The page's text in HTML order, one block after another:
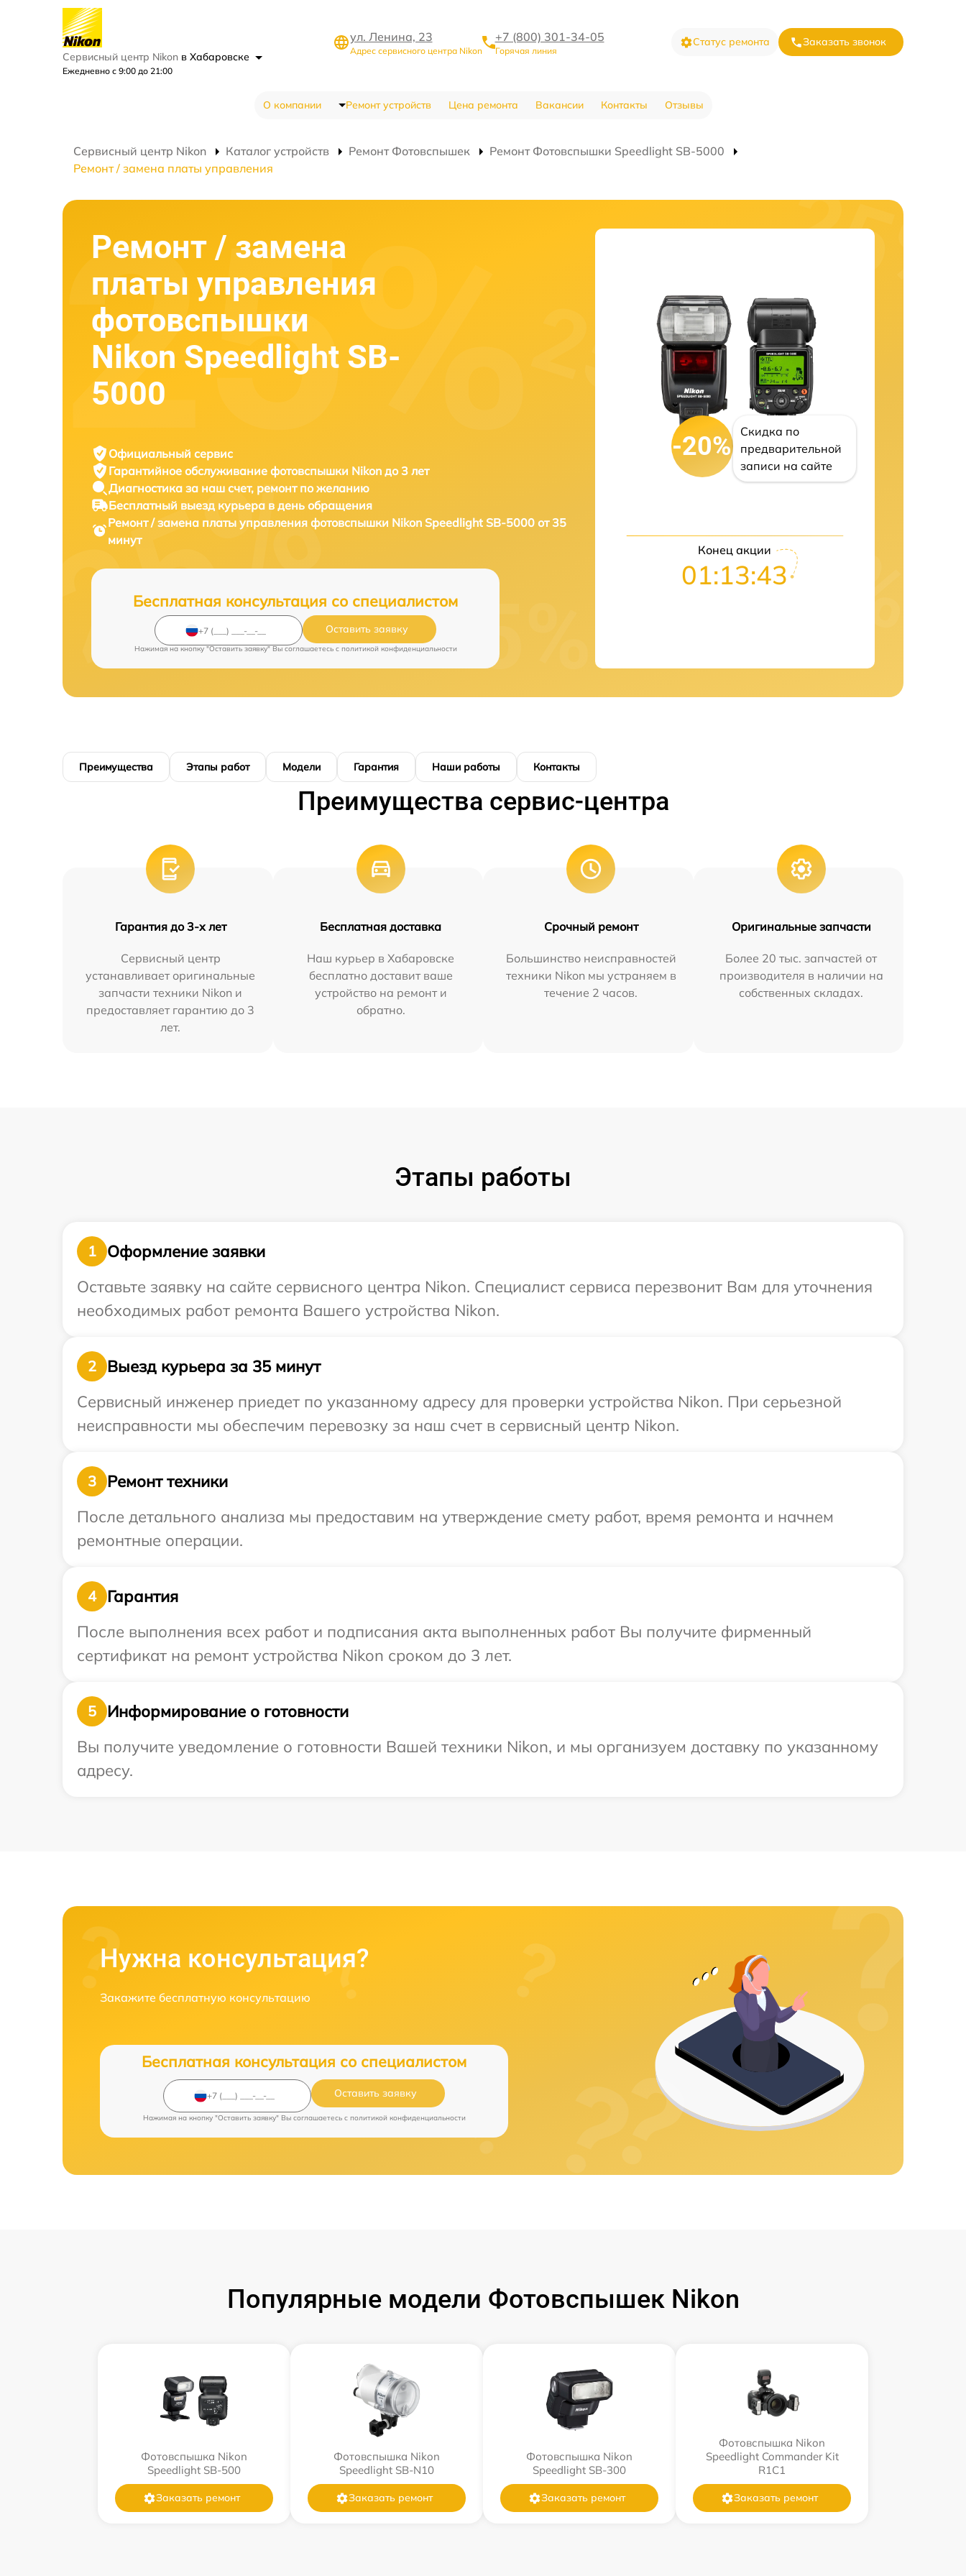
Сервисный центр Nikon в Хабаровске
Ежедневно с 9:00 до 21:00
ул. Ленина, 23
Адрес сервисного центра Nikon
+7 (800) 301-34-05
Горячая линия
Статус ремонта Заказать звонок
О компании Ремонт устройств Цена ремонта Вакансии Контакты Отзывы
Сервисный центр Nikon Каталог устройств Ремонт Фотовспышек
Ремонт Фотовспышки Speedlight SB-5000
Ремонт / замена платы управления
Ремонт / замена
платы управления
фотовспышки
Nikon Speedlight SB-
5000
Официальный сервис
Гарантийное обслуживание фотовспышки Nikon до 3 лет
Диагностика за наш счет, ремонт по желанию
Бесплатный выезд курьера в день обращения
Ремонт / замена платы управления фотовспышки Nikon Speedlight SB-5000 от 35
минут
Бесплатная консультация со специалистом
Оставить заявку
Нажимая на кнопку "Оставить заявку" Вы соглашаетесь c политикой конфиденциальности
-20%
Скидка по
предварительной
записи на сайте
Конец акции
01:13:42
Преимущества Этапы работ Модели Гарантия Наши работы Контакты
Преимущества сервис-центра
Гарантия до 3-х лет
Сервисный центр
устанавливает оригинальные
запчасти техники Nikon и
предоставляет гарантию до 3
лет.
Бесплатная доставка
Наш курьер в Хабаровске
бесплатно доставит ваше
устройство на ремонт и
обратно.
Срочный ремонт
Большинство неисправностей
техники Nikon мы устраняем в
течение 2 часов.
Оригинальные запчасти
Более 20 тыс. запчастей от
производителя в наличии на
собственных складах.
Этапы работы
1
Оформление заявки
Оставьте заявку на сайте сервисного центра Nikon. Специалист сервиса перезвонит Вам для уточнения
необходимых работ ремонта Вашего устройства Nikon.
2
Выезд курьера за 35 минут
Сервисный инженер приедет по указанному адресу для проверки устройства Nikon. При серьезной
неисправности мы обеспечим перевозку за наш счет в сервисный центр Nikon.
3
Ремонт техники
После детального анализа мы предоставим на утверждение смету работ, время ремонта и начнем
ремонтные операции.
4
Гарантия
После выполнения всех работ и подписания акта выполненных работ Вы получите фирменный
сертификат на ремонт устройства Nikon сроком до 3 лет.
5
Информирование о готовности
Вы получите уведомление о готовности Вашей техники Nikon, и мы организуем доставку по указанному
адресу.
Нужна консультация?
Закажите бесплатную консультацию
Бесплатная консультация со специалистом
Оставить заявку
Нажимая на кнопку "Оставить заявку" Вы соглашаетесь c политикой конфиденциальности
Популярные модели Фотовспышек Nikon
Фотовспышка Nikon
Speedlight SB-500
Заказать ремонт
Фотовспышка Nikon
Speedlight SB-N10
Заказать ремонт
Фотовспышка Nikon
Speedlight SB-300
Заказать ремонт
Фотовспышка Nikon
Speedlight Commander Kit
R1C1
Заказать ремонт